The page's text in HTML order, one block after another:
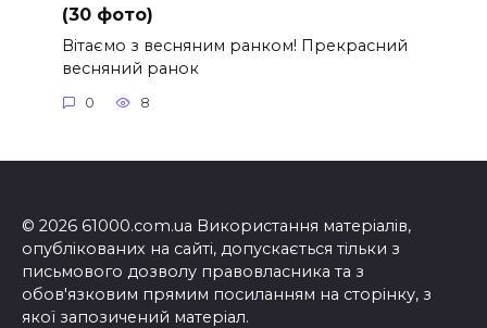
(30 фото)
Вітаємо з весняним ранком! Прекрасний
весняний ранок
0 8
© 2026 61000.com.ua Використання матеріалів,
опублікованих на сайті, допускається тільки з
письмового дозволу правовласника та з
обов'язковим прямим посиланням на сторінку, з
якої запозичений матеріал.